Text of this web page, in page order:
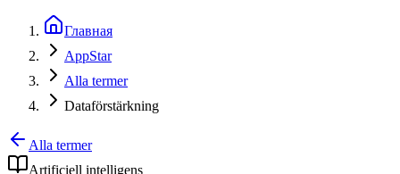
Главная
AppStar
Alla termer
Dataförstärkning
Alla termer
Artificiell intelligens